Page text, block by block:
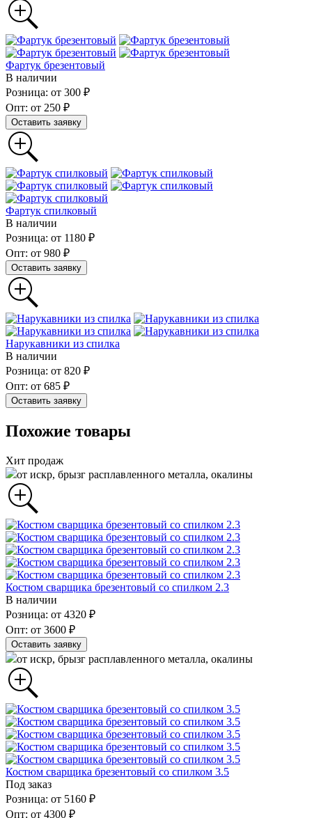
Фартук брезентовый
В наличии
Розница: от 300 ₽
Опт: от 250 ₽
Оставить заявку
Фартук спилковый
В наличии
Розница: от 1180 ₽
Опт: от 980 ₽
Оставить заявку
Нарукавники из спилка
В наличии
Розница: от 820 ₽
Опт: от 685 ₽
Оставить заявку
Похожие товары
Хит продаж
от искр, брызг расплавленного металла, окалины
Костюм сварщика брезентовый со спилком 2.3
В наличии
Розница: от 4320 ₽
Опт: от 3600 ₽
Оставить заявку
от искр, брызг расплавленного металла, окалины
Костюм сварщика брезентовый со спилком 3.5
Под заказ
Розница: от 5160 ₽
Опт: от 4300 ₽